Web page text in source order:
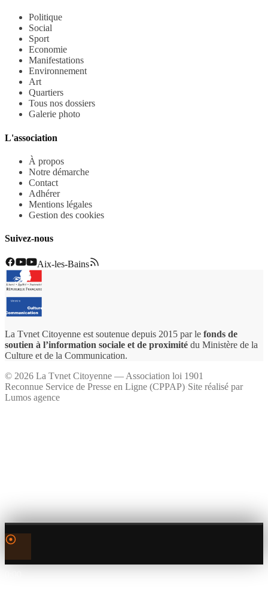
Politique
Social
Sport
Economie
Manifestations
Environnement
Art
Quartiers
Tous nos dossiers
Galerie photo
L'association
À propos
Notre démarche
Contact
Adhérer
Mentions légales
Gestion des cookies
Suivez-nous
Aix-les-Bains
La Tvnet Citoyenne est soutenue depuis 2015 par le fonds de
soutien à l’information sociale et de proximité du Ministère de la
Culture et de la Communication.
© 2026 La Tvnet Citoyenne — Association loi 1901
Reconnue Service de Presse en Ligne (CPPAP)·Site réalisé par
Lumos agence